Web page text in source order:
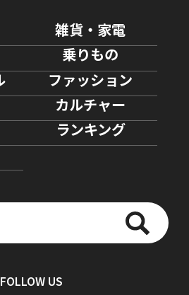
雑貨・家電
乗りもの
ファッション
カルチャー
ランキング
FOLLOW US